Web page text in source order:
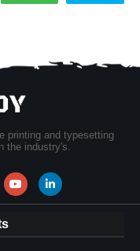
printing and typesetting
the industry's.